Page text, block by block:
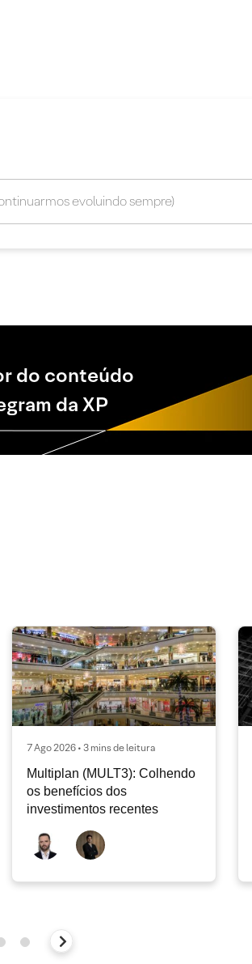
do conteúdo
da XP
7 Ago 2026 • 3 mins de leitura
Multiplan (MULT3): Colhendo
os benefícios dos
investimentos recentes